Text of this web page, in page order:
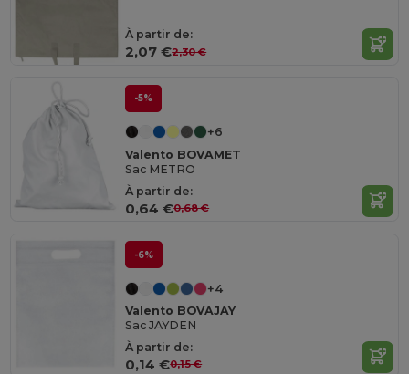
À partir de:
2,07 €2,30 €
-5%
+6
Valento BOVAMET
Sac METRO
À partir de:
0,64 €0,68 €
-6%
+4
Valento BOVAJAY
Sac JAYDEN
À partir de:
0,14 €0,15 €